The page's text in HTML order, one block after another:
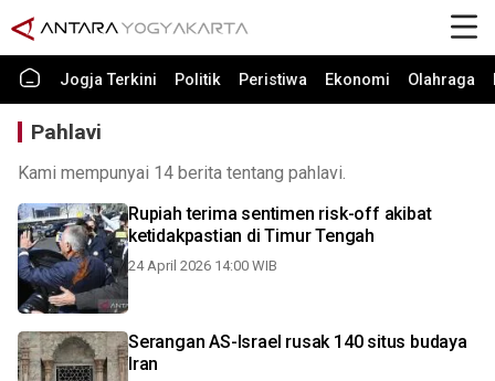
Jogja Terkini Politik Peristiwa Ekonomi Olahraga
Pahlavi
Kami mempunyai 14 berita tentang pahlavi.
Rupiah terima sentimen risk-off akibat
ketidakpastian di Timur Tengah
24 April 2026 14:00 WIB
Serangan AS-Israel rusak 140 situs budaya
Iran